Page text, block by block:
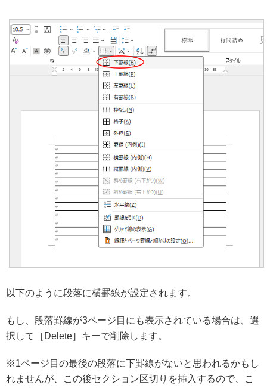
以下のように段落に横罫線が設定されます。
もし、段落罫線が3ページ目にも表示されている場合は、選
択して［Delete］キーで削除します。
※1ページ目の最後の段落に下罫線がないと思われるかもし
れませんが、この後セクション区切りを挿入するので、こ